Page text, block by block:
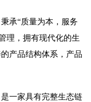
承“质量为本，服务
理，拥有现代化的生
产品结构体系，产品
一家具有完整生态链